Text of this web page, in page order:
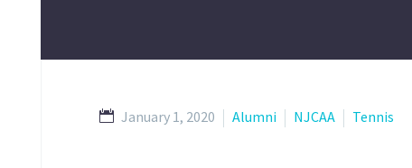
January 1, 2020 Alumni NJCAA Tennis